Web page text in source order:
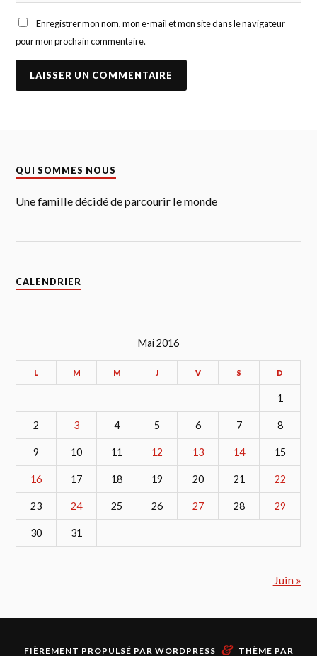
Enregistrer mon nom, mon e-mail et mon site dans le navigateur
pour mon prochain commentaire.
QUI SOMMES NOUS
Une famille décidé de parcourir le monde
CALENDRIER
Mai 2016
L M M J V S D
1
2 3 4 5 6 7 8
9 10 11 12 13 14 15
16 17 18 19 20 21 22
23 24 25 26 27 28 29
30 31
Juin »
FIÈREMENT PROPULSÉ PAR WORDPRESS & THÈME PAR